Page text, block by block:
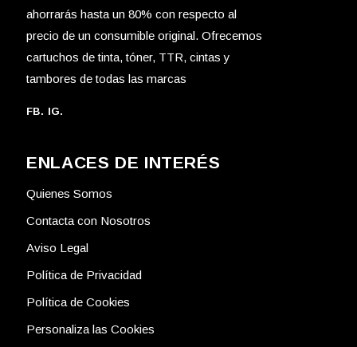
ahorrarás hasta un 80% con respecto al
precio de un consumible original. Ofrecemos
cartuchos de tinta, tóner, TTR, cintas y
tambores de todas las marcas
FB. IG.
ENLACES DE INTERÉS
Quienes Somos
Contacta con Nosotros
Aviso Legal
Política de Privacidad
Política de Cookies
Personaliza las Cookies